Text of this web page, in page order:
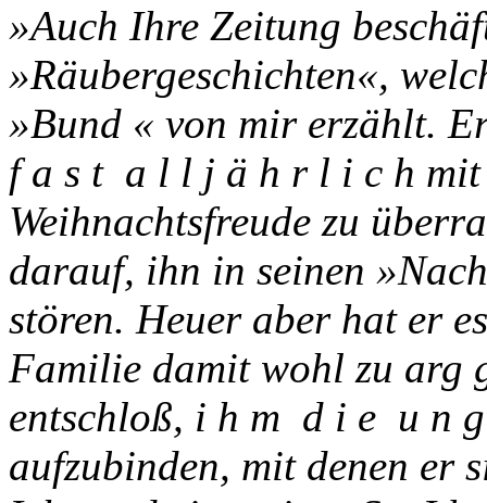
»Auch Ihre Zeitung
»Räubergeschichten«,
»Bund « von mir erzählt.
f a s t a l l j ä h r l i c h mit
Weihnachtsfreude zu
darauf, ihn in seinen
stören. Heuer aber hat er
Familie damit wohl zu arg
entschloß, i h m d i e u n
aufzubinden, mit denen er